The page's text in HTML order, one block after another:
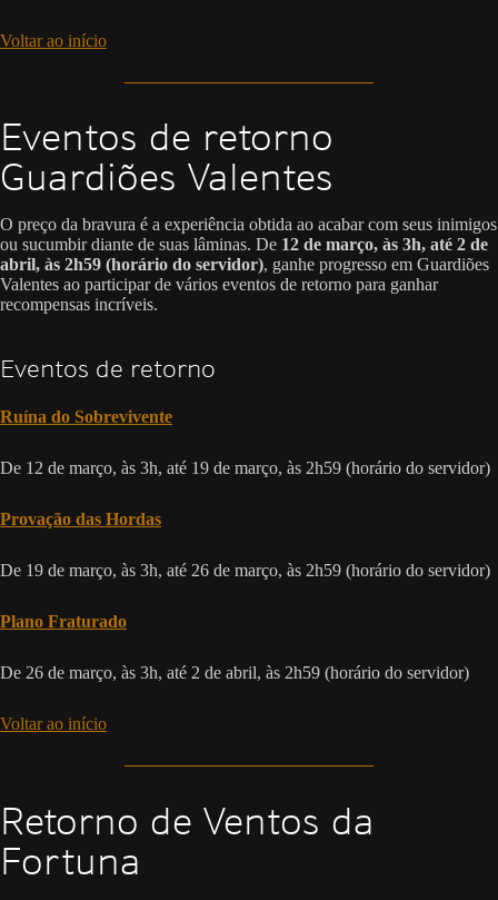
Voltar ao início
Eventos de retorno
Guardiões Valentes
O preço da bravura é a experiência obtida ao acabar com seus inimigos
ou sucumbir diante de suas lâminas. De 12 de março, às 3h, até 2 de
abril, às 2h59 (horário do servidor), ganhe progresso em Guardiões
Valentes ao participar de vários eventos de retorno para ganhar
recompensas incríveis.
Eventos de retorno
Ruína do Sobrevivente
De 12 de março, às 3h, até 19 de março, às 2h59 (horário do servidor)
Provação das Hordas
De 19 de março, às 3h, até 26 de março, às 2h59 (horário do servidor)
Plano Fraturado
De 26 de março, às 3h, até 2 de abril, às 2h59 (horário do servidor)
Voltar ao início
Retorno de Ventos da
Fortuna